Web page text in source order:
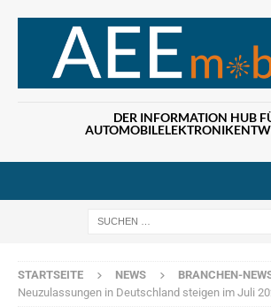
DER INFORMATION HUB
STARTSEITE NEWS BRANCHEN-
Neuzulassungen in Deutschland steigen im Juli